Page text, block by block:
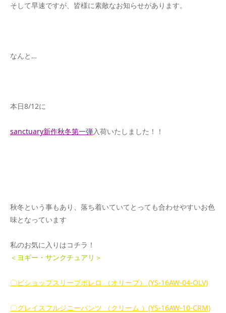
そして早速ですが、皆様に素敵なお知らせがあります。
なんと…
本日8/12に
sanctuary新作秋冬第一弾入荷いたしました！！
秋冬という事もあり、落ち着いていてとっても合わせやすいお色
味となっています
私のお気に入りはコチラ！
＜ヨギー・サンクチュアリ＞
〇ビショップスリーブボレロ （オリーブ） (YS-16AW-04-OLV)
〇グレイスフルジニーパンツ （クリーム ）(YS-16AW-10-CRM)